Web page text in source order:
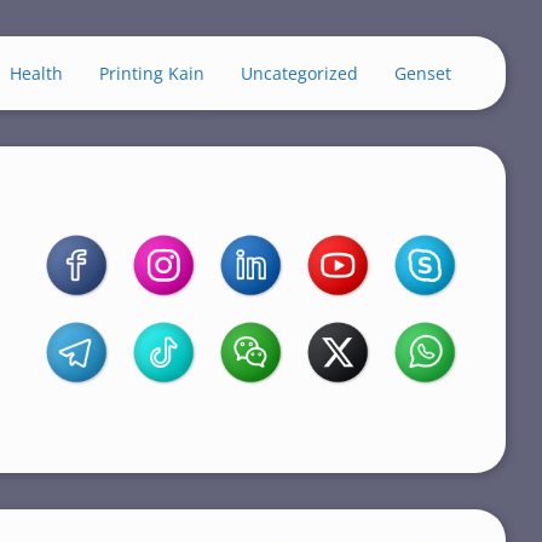
Health Printing Kain Uncategorized Genset